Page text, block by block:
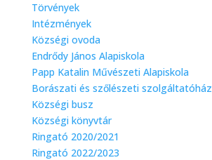
Törvények
Intézmények
Községi ovoda
Endrődy János Alapiskola
Papp Katalin Művészeti Alapiskola
Borászati és szőlészeti szolgáltatóház
Községi busz
Községi könyvtár
Ringató 2020/2021
Ringató 2022/2023